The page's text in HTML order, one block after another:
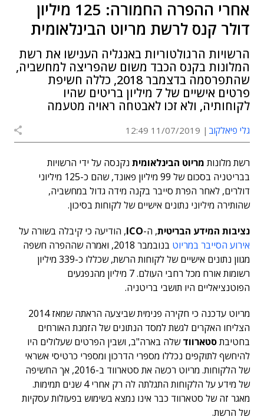
אחרי ההפרה החמורה: 125 מיליון
דולר קנס לרשת מריוט הבינלאומית
הרשויות הרגולטוריות באנגליה הענישו את רשת
המלונות בקנס הכבד משום שהפריצה למחשביה,
שהתפרסמה בדצמבר 2018, כללה חשיפת
פרטים אישיים של 7 מיליון בריטים שהיו
לקוחותיה, ולא זכו לאבטחה ראויה מטעמה
גלי פיאלקוב 11/07/2019 12:49
רשת מלונות מריוט הבינלאומית נקנסה על ידי הרשויות
בבריטניה בסכום של 99 מיליון פאונד, שהם כ-125 מיליוני
דולרים, לאחר הפרת סייבר בקנה מידה גדול במחשביה,
שהותירה מיליוני נתונים אישיים של לקוחות בסיכון.
נציבות המידע הבריטית, ה-ICO, הודיעה כי קיבלה בשורה על
אירוע הסייבר במריוט
בנובמבר 2018, ואמרה שההפרה חשפה
מגוון נתונים אישיים של לקוחות הרשת, שכללו כ-339 מיליון
רשומות אורח מכל רחבי העולם. 7 מיליון מהנפגעים
הפוטנציאליים היו תושבי בריטניה.
מריוט עדכנה כי חקירה פנימית שביצעה הראתה שמאז 2014
הצליחו האקרים לגשת למסד הנתונים של הזמנת האורחים
בחטיבתסטארוודשלה בארה"ב, ושבין הפרטים שעלולים היו
להיחשף לתוקפים נכללו מספרי הדרכון ומספרי כרטיסי אשראי
של הלקוחות. מריוט רכשה את סטארווד ב-2016, אך החשיפה
של מידע על הלקוחות התגלתה לה רק אחרי 4 שנים תמימות.
מאגר זה של סטארווד כבר אינו נמצא בשימוש בפעולות עסקיות
של הרשת.